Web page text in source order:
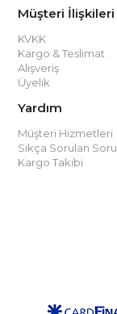
Müşteri İlişkileri
KVKK
Kargo & Teslimat
Alışveriş
Üyelik
Yardım
Müşteri Hizmetleri
Sıkça Sorulan
Kargo Takibi